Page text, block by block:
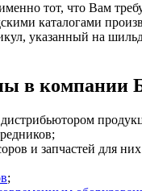
тот, что Вам
каталогами
указанный на
в компании
и запчастей для
;